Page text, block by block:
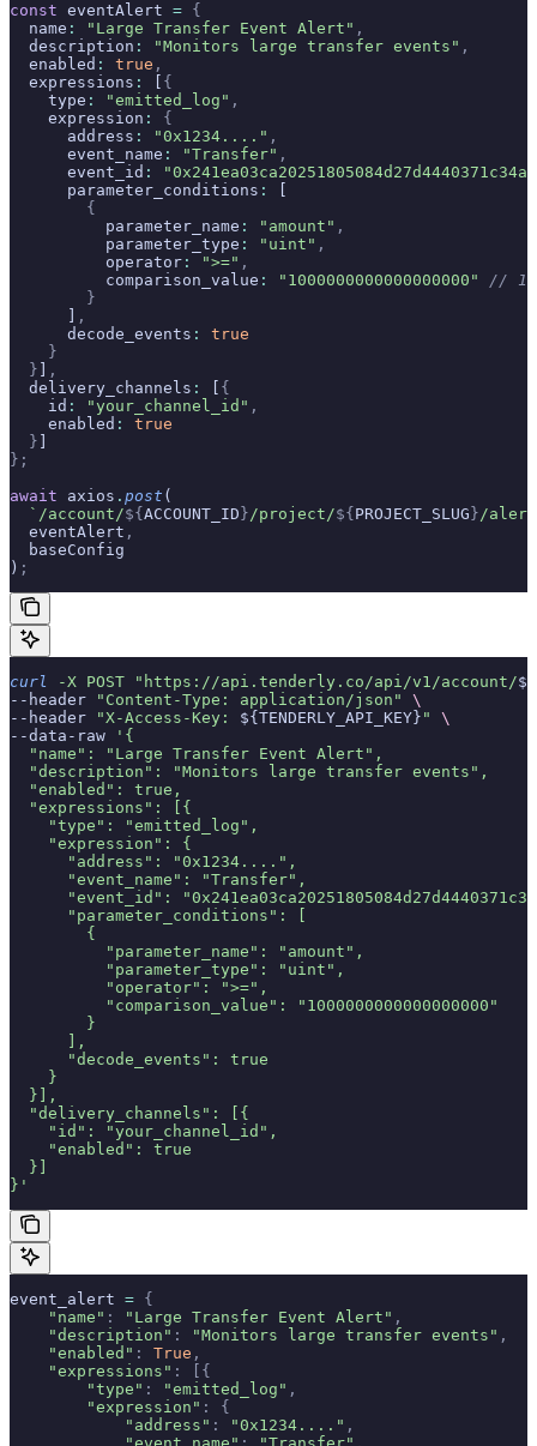
const eventAlert = {
  name
: "Large Transfer Event Alert" ,
  description
: "Monitors large transfer events" ,
  enabled
: true ,
  expressions
:
{
    type
: "emitted_log" ,
    expression
:
{
      address
: "0x1234...." ,
      event_name
: "Transfer" ,
      event_id
:
      parameter_conditions
:
        {
          parameter_name
: "amount" ,
          parameter_type
: "uint" ,
          operator
: ">=" ,
          comparison_value
: "1000000000000000000"
// 1
        }
,
      decode_events
:
true
    }
  }
,
  delivery_channels
:
{
    id
: "your_channel_id" ,
    enabled
:
true
  }
};
await axios . post (
  `/account/
${ ACCOUNT_ID }/project/${ PROJECT_SLUG }/
  eventAlert
,
  baseConfig
) ;
curl -X POST "https://api.tenderly.co/api/v1/account/
--header
"Content-Type: application/json"
\
--header
"X-Access-Key: ${TENDERLY_API_KEY} "
\
--data-raw
'{
  "name": "Large Transfer Event Alert",
  "description": "Monitors large transfer events",
  "enabled": true,
  "expressions": [{
    "type": "emitted_log",
    "expression": {
      "address": "0x1234....",
      "event_name": "Transfer",
"event_id":
      "parameter_conditions": [
        {
          "parameter_name": "amount",
          "parameter_type": "uint",
          "operator": ">=",
          "comparison_value": "1000000000000000000"
        }
      ],
      "decode_events": true
    }
  }],
  "delivery_channels": [{
    "id": "your_channel_id",
    "enabled": true
  }]
}'
event_alert = {
    "name"
: "Large Transfer Event Alert" ,
    "description"
: "Monitors large transfer events" ,
    "enabled"
: True ,
    "expressions"
:
[{
        "type"
: "emitted_log" ,
        "expression"
:
{
            "address"
: "0x1234...." ,